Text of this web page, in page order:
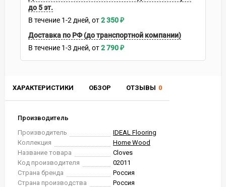
ХАРАКТЕРИСТИКИ ОБЗОР ОТЗЫВЫ 0
Производитель
Производитель
IDEAL Flooring
Коллекция
Home Wood
Название товара
Cloves
Код производителя
02011
Страна бренда
Россия
Страна производства
Россия
до 5 эт.
В течение 1-2 дней 2 350₽
Доставка по РФ (до транспортной компании)
В течение 1-3 дней 2 790₽